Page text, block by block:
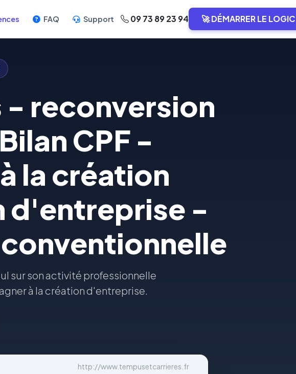
FAQ Support 09 73 89 23 94 🚀 DÉMARRER LE
- reconversion
CPF -
la création
d'entreprise -
sur son activité professionnelle
à la création d'entreprise.
http://www.tempusetcarrieres.fr